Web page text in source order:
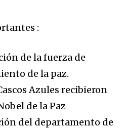
:
de la fuerza de
de la paz.
Azules recibieron
de la Paz
del departamento de